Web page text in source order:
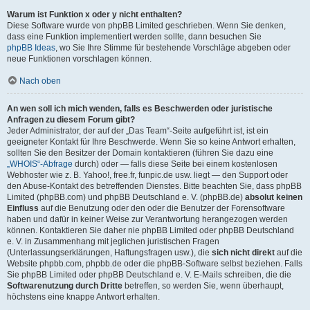
Warum ist Funktion x oder y nicht enthalten?
Diese Software wurde von phpBB Limited geschrieben. Wenn Sie denken,
dass eine Funktion implementiert werden sollte, dann besuchen Sie
phpBB Ideas, wo Sie Ihre Stimme für bestehende Vorschläge abgeben oder
neue Funktionen vorschlagen können.
Nach oben
An wen soll ich mich wenden, falls es Beschwerden oder juristische
Anfragen zu diesem Forum gibt?
Jeder Administrator, der auf der „Das Team“-Seite aufgeführt ist, ist ein
geeigneter Kontakt für Ihre Beschwerde. Wenn Sie so keine Antwort erhalten,
sollten Sie den Besitzer der Domain kontaktieren (führen Sie dazu eine
„WHOIS“-Abfrage durch) oder — falls diese Seite bei einem kostenlosen
Webhoster wie z. B. Yahoo!, free.fr, funpic.de usw. liegt — den Support oder
den Abuse-Kontakt des betreffenden Dienstes. Bitte beachten Sie, dass phpBB
Limited (phpBB.com) und phpBB Deutschland e. V. (phpBB.de) absolut keinen
Einfluss auf die Benutzung oder den oder die Benutzer der Forensoftware
haben und dafür in keiner Weise zur Verantwortung herangezogen werden
können. Kontaktieren Sie daher nie phpBB Limited oder phpBB Deutschland
e. V. in Zusammenhang mit jeglichen juristischen Fragen
(Unterlassungserklärungen, Haftungsfragen usw.), die sich nicht direkt auf die
Website phpbb.com, phpbb.de oder die phpBB-Software selbst beziehen. Falls
Sie phpBB Limited oder phpBB Deutschland e. V. E-Mails schreiben, die die
Softwarenutzung durch Dritte betreffen, so werden Sie, wenn überhaupt,
höchstens eine knappe Antwort erhalten.